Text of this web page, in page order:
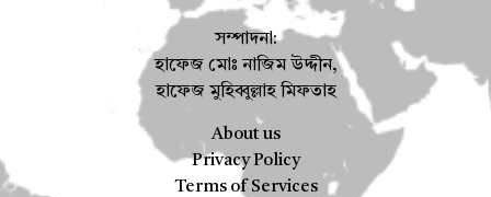
সম্পাদনা:
হাফেজ মোঃ নাজিম উদ্দীন,
হাফেজ মুহিব্বুল্লাহ মিফতাহ
About us
Privacy Policy
Terms of Services